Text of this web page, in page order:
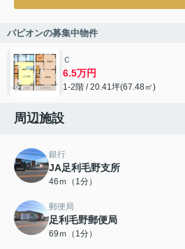
パピオンの募集中物件
Ｃ
6.5万円
1-2階 / 20.41坪(67.48㎡)
周辺施設
銀行
JA足利毛野支所
46ｍ（1分）
郵便局
足利毛野郵便局
69ｍ（1分）